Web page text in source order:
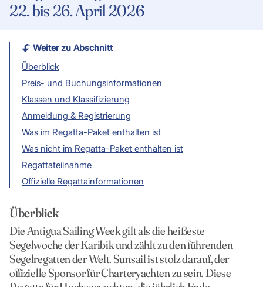
22. bis 26. April 2026
Weiter zu Abschnitt
Überblick
Preis- und Buchungsinformationen
Klassen und Klassifizierung
Anmeldung & Registrierung
Was im Regatta-Paket enthalten ist
Was nicht im Regatta-Paket enthalten ist
Regattateilnahme
Offizielle Regattainformationen
Überblick
Die Antigua Sailing Week gilt als die heißeste
Segelwoche der Karibik und zählt zu den führenden
Segelregatten der Welt. Sunsail ist stolz darauf, der
offizielle Sponsor für Charteryachten zu sein. Diese